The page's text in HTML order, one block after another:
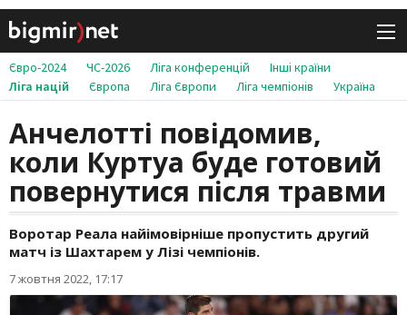
Євро-2024 ЧС-2026 Ліга конференцій
Інші країни
Ліга націй
Європа Ліга Європи Ліга чемпіонів Україна
Анчелотті повідомив,
коли Куртуа буде готовий
повернутися після травми
Воротар Реала найімовірніше пропустить другий
матч із Шахтарем у Лізі чемпіонів.
7 жовтня 2022, 17:17